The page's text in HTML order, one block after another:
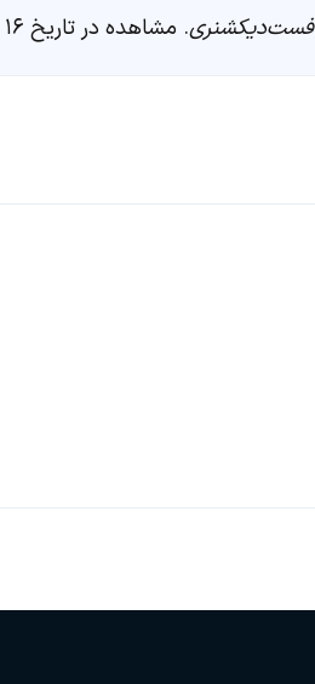
فست‌دیکشنری. مشاهده در تاریخ ۱۶ مرداد ۱۴۰۵، از https://fastdic.com/word/waive